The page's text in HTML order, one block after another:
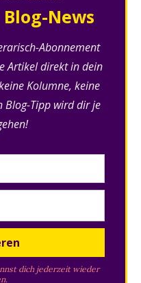
News
Abonnement
Artikel direkt in dein
Kolumne, keine
Blog-Tipp wird dir je
dich jederzeit wieder